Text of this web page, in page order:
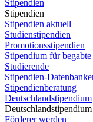
Stipendien
Stipendien
Stipendien aktuell
Studienstipendien
Promotionsstipendien
Stipendium für
Studierende
Stipendien-
Stipendienberatung
Deutschlandstipendium
Deutschlandstipendium
Förderer werden